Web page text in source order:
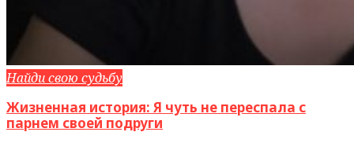
Найди свою судьбу
Жизненная история: Я чуть не переспала с
парнем своей подруги